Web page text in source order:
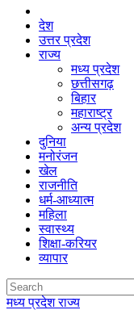
देश
उत्तर प्रदेश
राज्य
मध्य प्रदेश
छत्तीसगढ़
बिहार
महाराष्ट्र
अन्य प्रदेश
दुनिया
मनोरंजन
खेल
राजनीति
धर्म-आध्यात्म
महिला
स्वास्थ्य
शिक्षा-करियर
व्यापार
मध्य प्रदेशराज्य